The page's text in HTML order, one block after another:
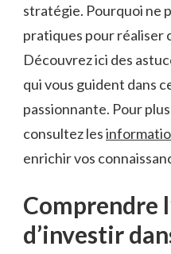
stratégie. Pourquoi ne
pratiques pour réaliser
Découvrez ici des
qui vous guident dans
passionnante. Pour
consultez les
enrichir vos
Comprendre
d’investir